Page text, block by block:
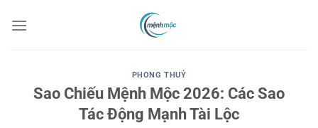
đến
PHONG THUỶ
Sao Chiếu Mệnh Mộc 2026: Các Sao
Tác Động Mạnh Tài Lộc